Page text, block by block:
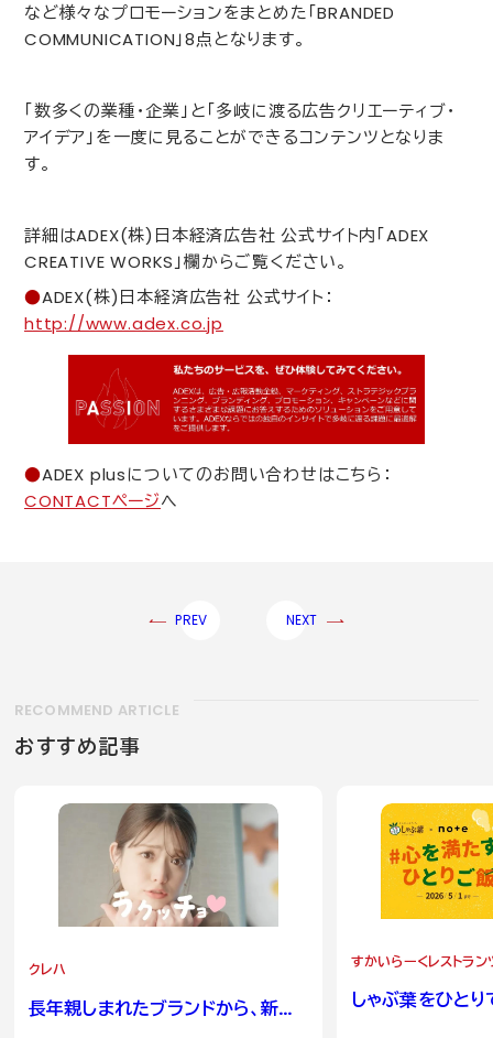
など様々なプロモーションをまとめた「BRANDED
COMMUNICATION」8点となります。
「数多くの業種・企業」と「多岐に渡る広告クリエーティブ・
アイデア」を一度に見ることができるコンテンツとなりま
す。
詳細はADEX(株)日本経済広告社 公式サイト内「ADEX
CREATIVE WORKS」欄からご覧ください。
●ADEX(株)日本経済広告社 公式サイト：
http://www.adex.co.jp
●ADEX plusについてのお問い合わせはこちら：
CONTACTページへ
PREV NEXT
RECOMMEND ARTICLE
おすすめ記事
クレハ
長年親しまれたブランドから、新た
すかいらーくレストラン
しゃぶ葉をひと